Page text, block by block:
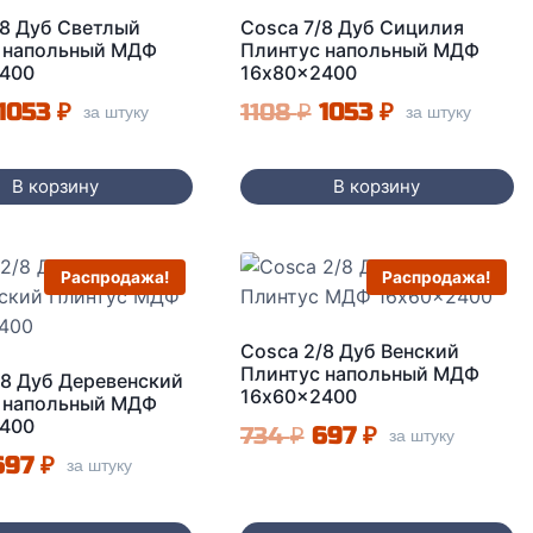
Дуб Светлый
напольный МДФ
₽Текущая
1053 ₽.
за штуку
В корзину
Cosca 7/8 Дуб Сицилия
Плинтус напольный МДФ
16x80x2400
1108₽ Первоначальная
составляла
1053 ₽Текущая
1053 ₽.
за штуку
В корзину
Распродажа!
Дуб Деревенский
напольный МДФ
₽Текущая
за штуку
Распродажа!
Cosca 2/8 Дуб Венский
Плинтус напольный МДФ
16x60x2400
734₽ Первоначальная
697 ₽Текущая
за штуку